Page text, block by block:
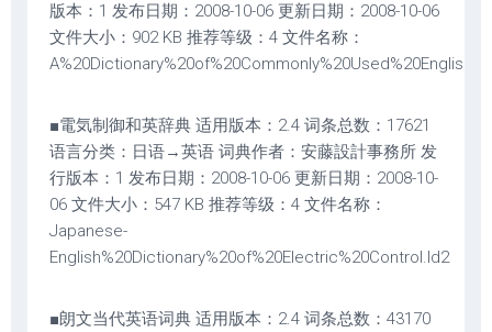
版本：1 发布日期：2008-10-06 更新日期：2008-10-06
文件大小：902 KB 推荐等级：4 文件名称：
■電気制御和英辞典 适用版本：2.4 词条总数：17621
语言分类：日语→英语 词典作者：安藤設計事務所 发
行版本：1 发布日期：2008-10-06 更新日期：2008-10-
06 文件大小：547 KB 推荐等级：4 文件名称：
Japanese-
English%20Dictionary%20of%20Electric%20Control.ld2
■朗文当代英语词典 适用版本：2.4 词条总数：43170